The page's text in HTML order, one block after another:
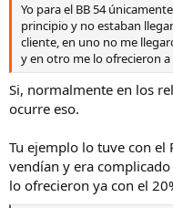
Yo para el BB 54
principio y no estaban
cliente, en uno no me
y en otro me lo ofrecieron a
Si, normalmente en los
ocurre eso.
Tu ejemplo lo tuve con el
vendían y era
lo ofrecieron ya con el